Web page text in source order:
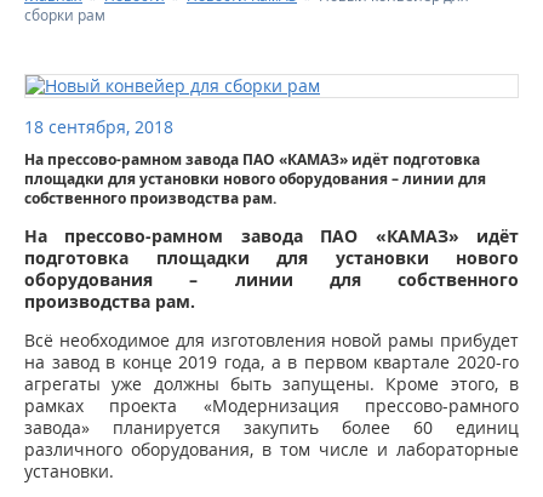
КАТАЛОГ АВТОТЕХНИКИ
ЗАПАСНЫЕ ЧАСТИ
РЕМОНТ ДВИГАТЕЛЕЙ КАМАЗ
ФИНАНСОВЫЙ СЕРВИС
КОНТАКТНАЯ ИНФОРМАЦИЯ
сборки рам
18 сентября, 2018
На прессово-рамном завода ПАО «КАМАЗ» идёт подготовка
площадки для установки нового оборудования – линии для
собственного производства рам.
На прессово-рамном завода ПАО «КАМАЗ» идёт
подготовка площадки для установки нового
оборудования – линии для собственного
производства рам.
Всё необходимое для изготовления новой рамы прибудет
на завод в конце 2019 года, а в первом квартале 2020-го
агрегаты уже должны быть запущены. Кроме этого, в
рамках проекта «Модернизация прессово-рамного
завода» планируется закупить более 60 единиц
различного оборудования, в том числе и лабораторные
установки.